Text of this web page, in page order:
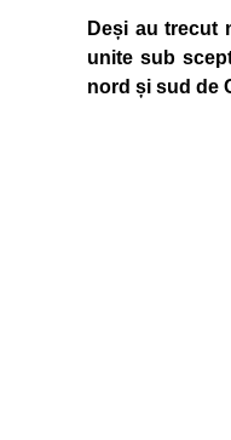
Deși au trecut
unite sub
nord și sud de